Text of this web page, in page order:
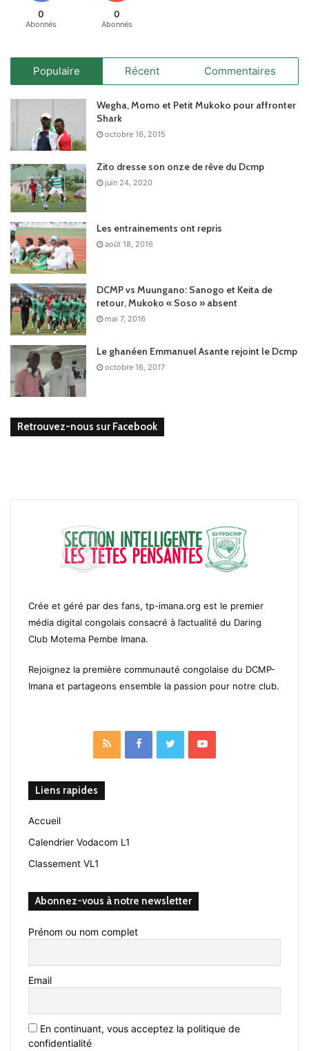
0
Abonnés
0
Abonnés
Populaire Récent Commentaires
Wegha, Momo et Petit Mukoko pour affronter
Shark
octobre 16, 2015
Zito dresse son onze de rêve du Dcmp
juin 24, 2020
Les entrainements ont repris
août 18, 2016
DCMP vs Muungano: Sanogo et Keita de
retour, Mukoko « Soso » absent
mai 7, 2016
Le ghanéen Emmanuel Asante rejoint le Dcmp
octobre 16, 2017
Retrouvez-nous sur Facebook
Crée et géré par des fans, tp-imana.org est le premier
média digital congolais consacré à l’actualité du Daring
Club Motema Pembe Imana.
Rejoignez la première communauté congolaise du DCMP-
Imana et partageons ensemble la passion pour notre club.
RSS FacebookTwitterYouTube
Liens rapides
Accueil
Calendrier Vodacom L1
Classement VL1
Abonnez-vous à notre newsletter
Prénom ou nom complet
Email
En continuant, vous acceptez la politique de
confidentialité